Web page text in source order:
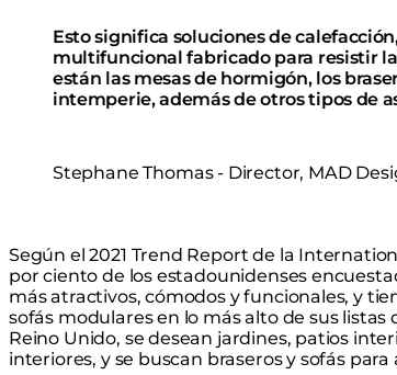
Esto significa soluciones de
multifuncional fabricado para resistir
están las mesas de hormigón, los
intemperie, además de otros tipos de
Stephane Thomas - Director, MAD
Según el 2021 Trend Report de la
por ciento de los estadounidenses
más atractivos, cómodos y funcionales, y
sofás modulares en lo más alto de sus
Reino Unido, se desean jardines, patios
interiores, y se buscan braseros y sofás